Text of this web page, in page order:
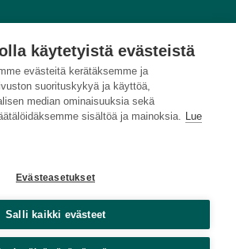
käytetyistä evästeistä
evästeitä kerätäksemme ja
suorituskykyä ja käyttöä,
median ominaisuuksia sekä
sisältöä ja mainoksia. Lue
Evästeasetukset
Salli kaikki evästeet
palvelu